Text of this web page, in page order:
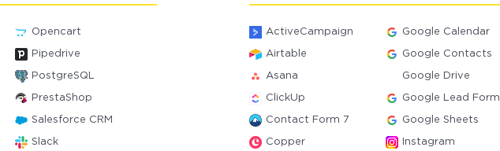
Opencart
Pipedrive
PostgreSQL
PrestaShop
Salesforce CRM
Slack
ActiveCampaign Google Calendar
Airtable Google Contacts
Asana Google Drive
ClickUp Google Lead Form
Contact Form 7 Google Sheets
Copper Instagram